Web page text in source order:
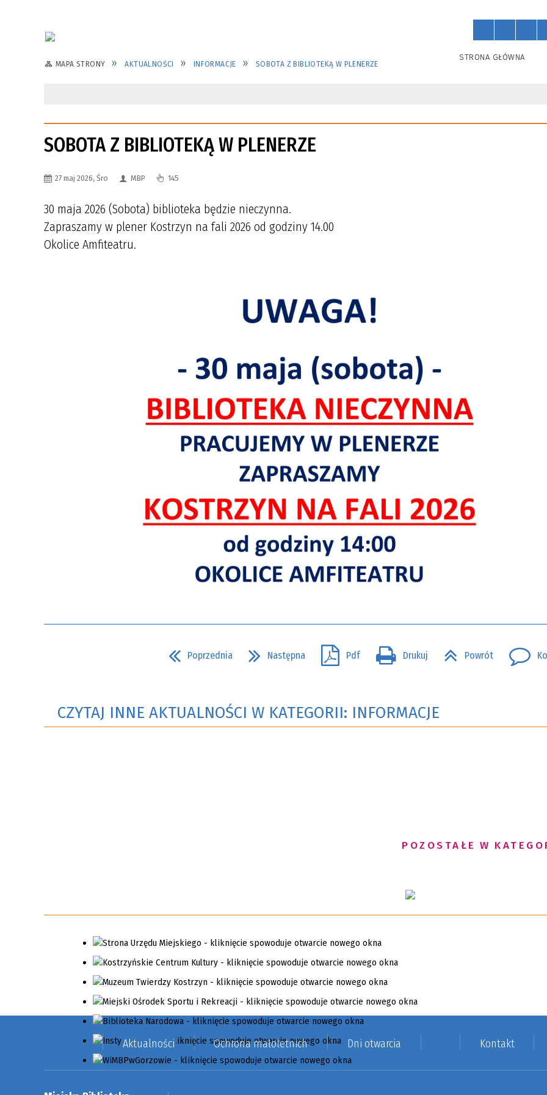
STRONA GŁÓWNA
MAPA STRONY AKTUALNOŚCI INFORMACJE SOBOTA Z BIBLIOTEKĄ W PLENERZE
SOBOTA Z BIBLIOTEKĄ W PLENERZE
27 maj 2026, Śro MBP 145
30 maja 2026 (Sobota) biblioteka będzie nieczynna.
Zapraszamy w plener Kostrzyn na fali 2026 od godziny 14.00
Okolice Amfiteatru.
Poprzednia Następna Pdf Drukuj Powrót
CZYTAJ INNE AKTUALNOŚCI W KATEGORII: INFORMACJE
POZOSTAŁE W
Aktualności Ochrona małoletnich Dni otwarcia Kontakt